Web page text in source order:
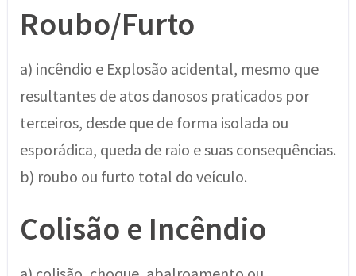
Roubo/Furto
a) incêndio e Explosão acidental, mesmo que
resultantes de atos danosos praticados por
terceiros, desde que de forma isolada ou
esporádica, queda de raio e suas consequências.
b) roubo ou furto total do veículo.
Colisão e Incêndio